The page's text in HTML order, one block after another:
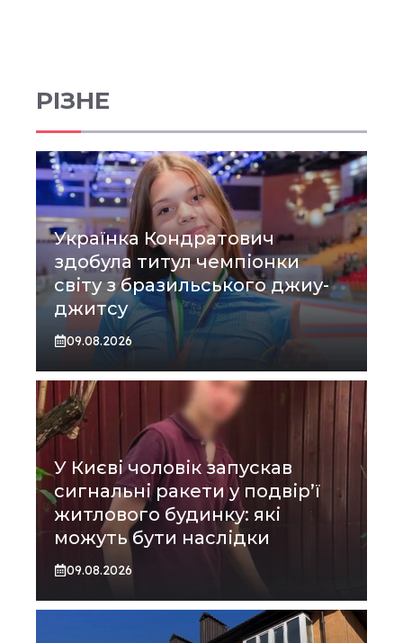
РІЗНЕ
Українка Кондратович
здобула титул чемпіонки
світу з бразильського джиу-
джитсу
09.08.2026
У Києві чоловік запускав
сигнальні ракети у подвір’ї
житлового будинку: які
можуть бути наслідки
09.08.2026